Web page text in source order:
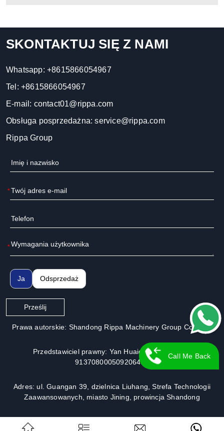
SKONTAKTUJ SIĘ Z NAMI
Whatsapp: +8615866054967
Tel: +8615866054967
E-mail: contact01@rippa.com
Obsługa posprzedażna:service@rippa.com
Rippa Group
*
*
Ja Odsprzedaż
Prześlij
Prawa autorskie: Shandong Rippa Machinery Group Co., Ltd.
Przedstawiciel prawny: Yan Huaiguo | Nr licencji:
913708000509206491
Adres: ul. Guangan 39, dzielnica Liuhang, Strefa Technologii
Zaawansowanych, miasto Jining, prowincja Shandong
Call Me Back